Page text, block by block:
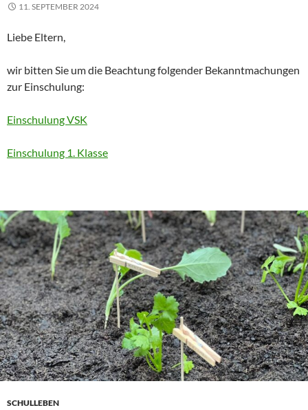
11. SEPTEMBER 2024
Liebe Eltern,
wir bitten Sie um die Beachtung folgender Bekanntmachungen
zur Einschulung:
Einschulung VSK
Einschulung 1. Klasse
SCHULLEBEN